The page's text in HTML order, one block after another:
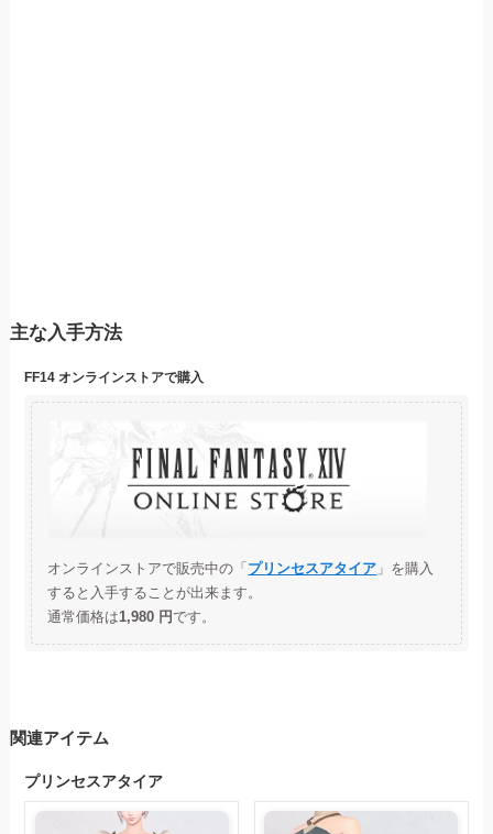
主な入手方法
FF14 オンラインストアで購入
オンラインストアで販売中の「 プリンセスアタイア 」を購入
すると入手することが出来ます。
通常価格は1,980 円 です。
関連アイテム
プリンセスアタイア